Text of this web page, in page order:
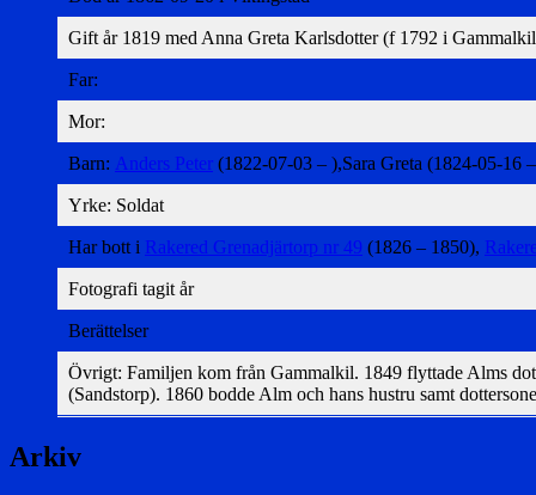
Gift år 1819 med Anna Greta Karlsdotter (f 1792 i
Far:
Mor:
Barn: Anders Peter (1822-07-03 – ),Sara Greta (1824-05-16
Yrke: Soldat
Har bott i Rakered Grenadjärtorp nr 49 (1826 – 1850),
Fotografi tagit år
Berättelser
Övrigt: Familjen kom från Gammalkil. 1849 flyttade Alms
(Sandstorp). 1860 bodde Alm och hans hustru samt
Arkiv